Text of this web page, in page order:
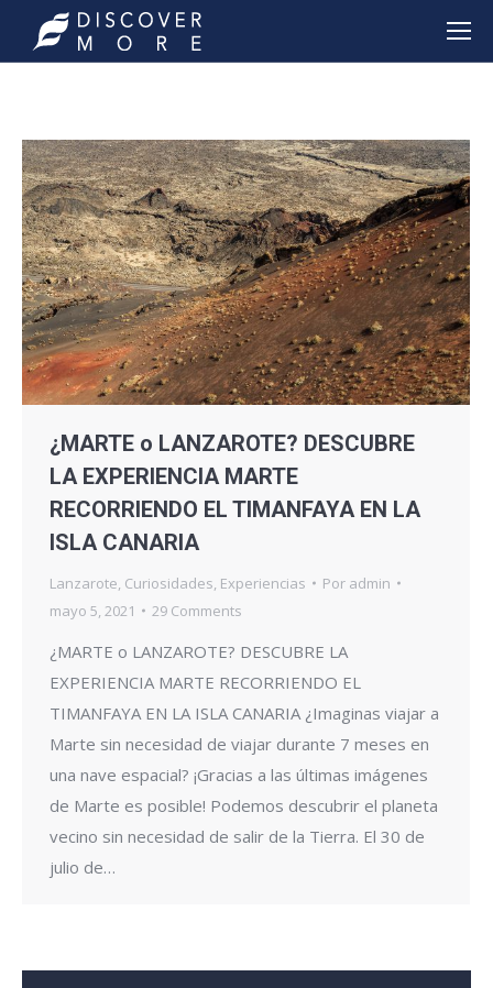
¿MARTE o LANZAROTE? DESCUBRE
LA EXPERIENCIA MARTE
RECORRIENDO EL TIMANFAYA EN LA
ISLA CANARIA
Lanzarote, Curiosidades, Experiencias Por admin
mayo 5, 2021
29 Comments
¿MARTE o LANZAROTE? DESCUBRE LA
EXPERIENCIA MARTE RECORRIENDO EL
TIMANFAYA EN LA ISLA CANARIA ¿Imaginas viajar a
Marte sin necesidad de viajar durante 7 meses en
una nave espacial? ¡Gracias a las últimas imágenes
de Marte es posible! Podemos descubrir el planeta
vecino sin necesidad de salir de la Tierra. El 30 de
julio de…